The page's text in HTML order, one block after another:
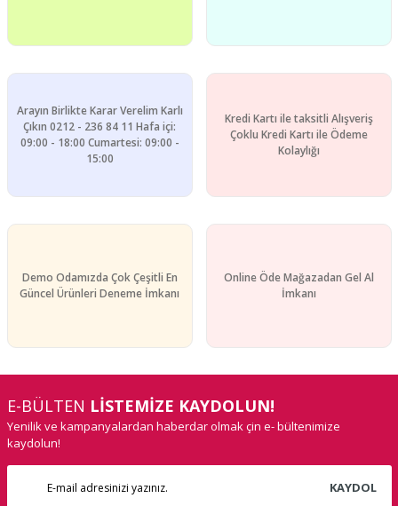
Arayın Birlikte Karar Verelim Karlı
Çıkın 0212 - 236 84 11 Hafa içi:
09:00 - 18:00 Cumartesi: 09:00 -
15:00
Kredi Kartı ile taksitli Alışveriş
Çoklu Kredi Kartı ile Ödeme
Kolaylığı
Demo Odamızda Çok Çeşitli En
Güncel Ürünleri Deneme İmkanı
Online Öde Mağazadan Gel Al
İmkanı
E-BÜLTEN LİSTEMİZE KAYDOLUN!
Yenilik ve kampanyalardan haberdar olmak çin e- bültenimize
kaydolun!
KAYDOL